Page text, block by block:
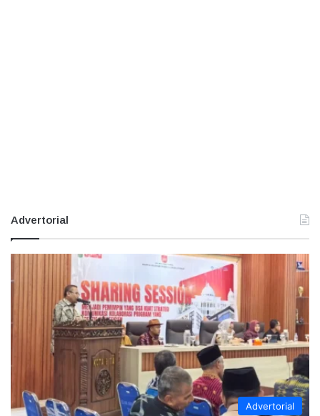
Advertorial
Advertorial